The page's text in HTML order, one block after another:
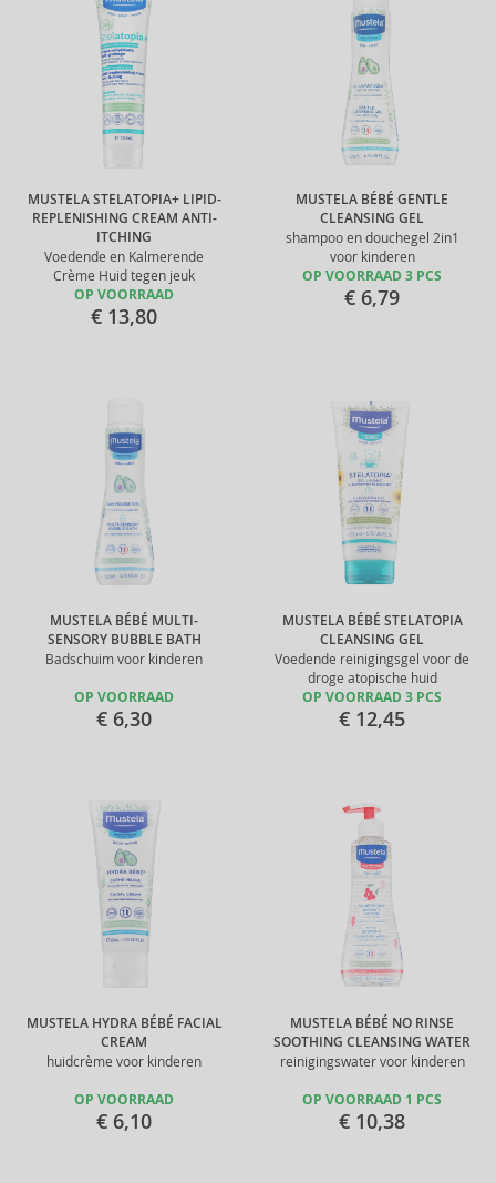
MUSTELA STELATOPIA+ LIPID-
REPLENISHING CREAM ANTI-
ITCHING
Voedende en Kalmerende
Crème Huid tegen jeuk
OP VOORRAAD
€ 13,80
MUSTELA BÉBÉ GENTLE
CLEANSING GEL
shampoo en douchegel 2in1
voor kinderen
OP VOORRAAD 3 PCS
€ 6,79
MUSTELA BÉBÉ MULTI-
SENSORY BUBBLE BATH
Badschuim voor kinderen
OP VOORRAAD
€ 6,30
MUSTELA BÉBÉ STELATOPIA
CLEANSING GEL
Voedende reinigingsgel voor de
droge atopische huid
OP VOORRAAD 3 PCS
€ 12,45
MUSTELA HYDRA BÉBÉ FACIAL
CREAM
huidcrème voor kinderen
OP VOORRAAD
€ 6,10
MUSTELA BÉBÉ NO RINSE
SOOTHING CLEANSING WATER
reinigingswater voor kinderen
OP VOORRAAD 1 PCS
€ 10,38